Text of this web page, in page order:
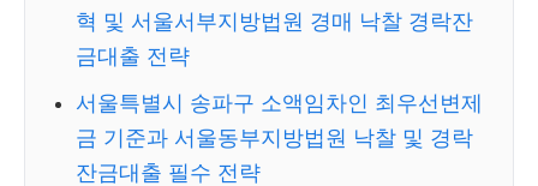
혁 및 서울서부지방법원 경매 낙찰 경락잔
금대출 전략
서울특별시 송파구 소액임차인 최우선변제
금 기준과 서울동부지방법원 낙찰 및 경락
잔금대출 필수 전략